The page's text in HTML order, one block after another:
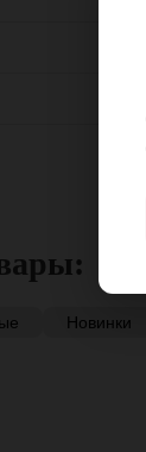
Новинки